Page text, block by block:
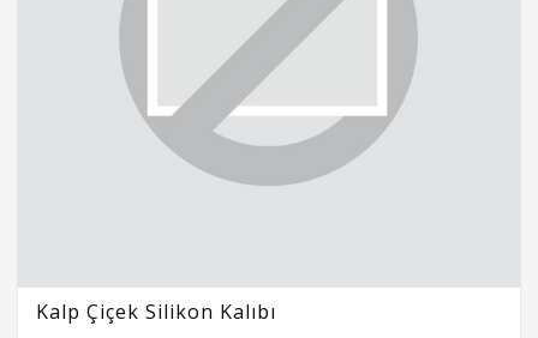
Kalp Çiçek Silikon Kalıbı